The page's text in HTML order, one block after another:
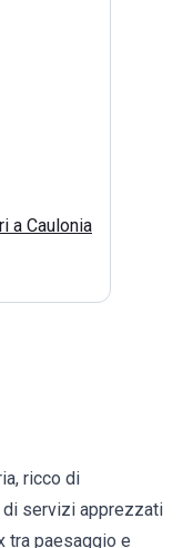
a Caulonia
ricco di
di servizi apprezzati
tra paesaggio e